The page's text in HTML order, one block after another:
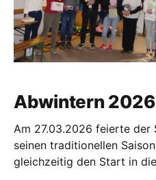
Abwintern 2026
Am 27.03.2026 feierte der
seinen traditionellen
gleichzeitig den Start in die